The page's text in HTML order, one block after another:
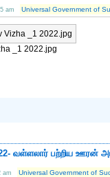
am Universal Government of
_1 2022.jpg
வள்ளலார் பற்றிய ஊரன்
am Universal Government of